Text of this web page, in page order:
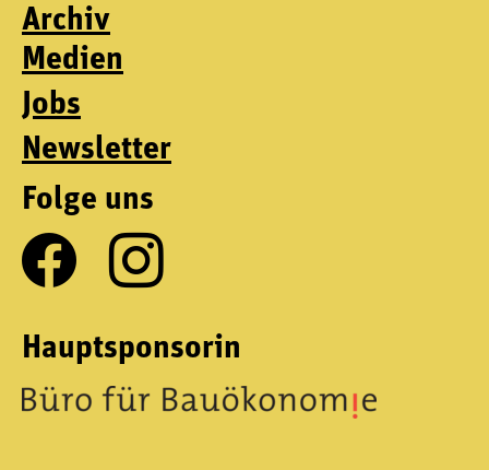
Archiv
Medien
Jobs
Newsletter
Folge uns
Hauptsponsorin